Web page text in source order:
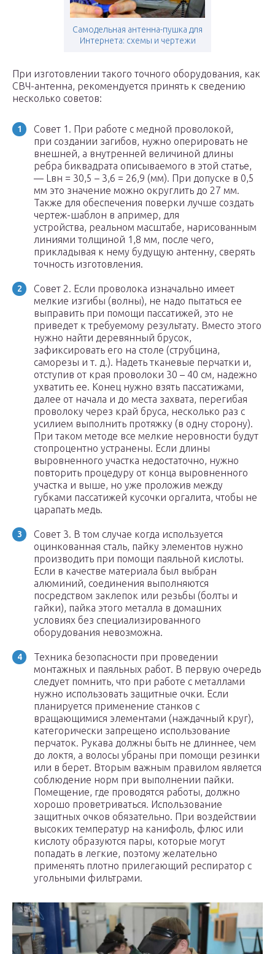
Самодельная антенна-пушка для
Интернета: схемы и чертежи
При изготовлении такого точного оборудования, как
СВЧ-антенна, рекомендуется принять к сведению
несколько советов:
Совет 1. При работе с медной проволокой,
при создании загибов, нужно оперировать не
внешней, а внутренней величиной длины
ребра биквадрата описываемого в этой статье,
— Lвн = 30,5 – 3,6 = 26,9 (мм). При допуске в 0,5
мм это значение можно округлить до 27 мм.
Также для обеспечения поверки лучше создать
чертеж-шаблон в апример, для
устройства, реальном масштабе, нарисованным
линиями толщиной 1,8 мм, после чего,
прикладывая к нему будущую антенну, сверять
точность изготовления.
Совет 2. Если проволока изначально имеет
мелкие изгибы (волны), не надо пытаться ее
выправить при помощи пассатижей, это не
приведет к требуемому результату. Вместо этого
нужно найти деревянный брусок,
зафиксировать его на столе (струбцина,
саморезы и т. д.). Надеть тканевые перчатки и,
отступив от края проволоки 30 – 40 см, надежно
ухватить ее. Конец нужно взять пассатижами,
далее от начала и до места захвата, перегибая
проволоку через край бруса, несколько раз с
усилием выполнить протяжку (в одну сторону).
При таком методе все мелкие неровности будут
стопроцентно устранены. Если длины
выровненного участка недостаточно, нужно
повторить процедуру от конца выровненного
участка и выше, но уже проложив между
губками пассатижей кусочки оргалита, чтобы не
царапать медь.
Совет 3. В том случае когда используется
оцинкованная сталь, пайку элементов нужно
производить при помощи паяльной кислоты.
Если в качестве материала был выбран
алюминий, соединения выполняются
посредством заклепок или резьбы (болты и
гайки), пайка этого металла в домашних
условиях без специализированного
оборудования невозможна.
Техника безопасности при проведении
монтажных и паяльных работ. В первую очередь
следует помнить, что при работе с металлами
нужно использовать защитные очки. Если
планируется применение станков с
вращающимися элементами (наждачный круг),
категорически запрещено использование
перчаток. Рукава должны быть не длиннее, чем
до локтя, а волосы убраны при помощи резинки
или в берет. Вторым важным правилом является
соблюдение норм при выполнении пайки.
Помещение, где проводятся работы, должно
хорошо проветриваться. Использование
защитных очков обязательно. При воздействии
высоких температур на канифоль, флюс или
кислоту образуются пары, которые могут
попадать в легкие, поэтому желательно
применять плотно прилегающий респиратор с
угольными фильтрами.